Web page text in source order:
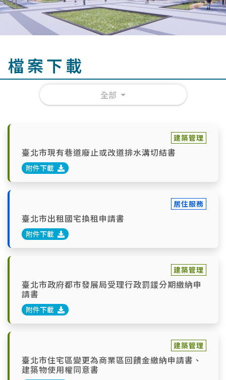
檔案下載
全部
建築管理
臺北市現有巷道廢止或改道排水溝切結書
附件下載
居住服務
臺北市出租國宅換租申請書
附件下載
建築管理
臺北市政府都市發展局受理行政罰鍰分期繳納申
請書
附件下載
建築管理
臺北市住宅區變更為商業區回饋金繳納申請書、
建築物使用權同意書